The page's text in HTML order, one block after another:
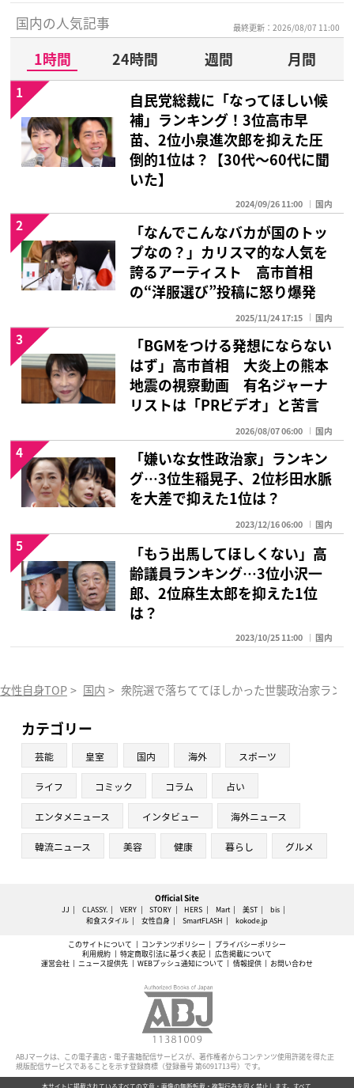
国内の人気記事 最終更新：2026/08/07 11:00
1時間 24時間 週間
月間
自民党総裁に「なってほしい候
補」ランキング！3位高市早
苗、2位小泉進次郎を抑えた圧
倒的1位は？【30代〜60代に聞
いた】
2024/09/26 11:00 国内
1
「なんでこんなバカが国のトッ
プなの？」カリスマ的な人気を
誇るアーティスト 高市首相
の“洋服選び”投稿に怒り爆発
2025/11/24 17:15 国内
2
「BGMをつける発想にならない
はず」高市首相 大炎上の熊本
地震の視察動画 有名ジャーナ
リストは「PRビデオ」と苦言
2026/08/07 06:00 国内
3
「嫌いな女性政治家」ランキン
グ…3位生稲晃子、2位杉田水脈
を大差で抑えた1位は？
2023/12/16 06:00 国内
4
「もう出馬してほしくない」高
齢議員ランキング…3位小沢一
郎、2位麻生太郎を抑えた1位
は？
2023/10/25 11:00 国内
5
女性自身TOP > 国内 > 衆院選で落ちててほしかった世襲政治家ラ
カテゴリー
芸能 皇室 国内 海外 スポーツ
ライフ コミック コラム 占い
エンタメニュース インタビュー 海外ニュース
韓流ニュース 美容 健康 暮らし グルメ
Official Site
JJ CLASSY. VERY STORY HERS Mart 美ST
bis
和食スタイル
女性自身 SmartFLASH kokode.jp
このサイトについて コンテンツポリシー
プライバシーポリシー
利用規約
特定商取引法に基づく表記
広告掲載について
運営会社
ニュース提供先 WEBプッシュ通知について 情報提供 お問い合わせ
ABJマークは、この電子書店・電子書籍配信サービスが、著作権者からコンテンツ使用許諾を得た正
規版配信サービスであることを示す登録商標（登録番号 第6091713号）です。